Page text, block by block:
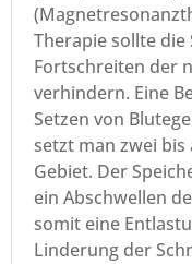
Therapie sollte
Fortschreiten der
verhindern. Eine
Setzen von
setzt man zwei
Gebiet. Der
ein Abschwellen
somit eine
Linderung der